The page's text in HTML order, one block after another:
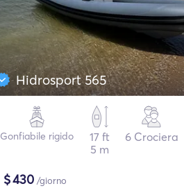
Hidrosport 565
Gonfiabile rigido
17 ft
5 m
6 Crociera
$430 /giorno